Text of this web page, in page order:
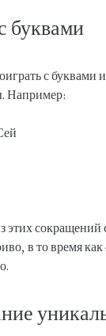
буквами
с буквами
Например:
этих сокращений
в то время